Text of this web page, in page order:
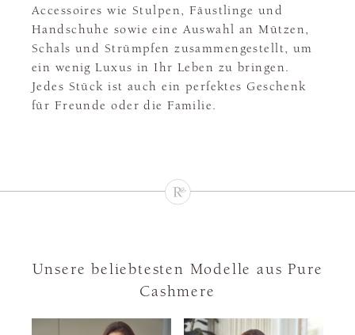
Accessoires wie Stulpen, Fäustlinge und
Handschuhe sowie eine Auswahl an Mützen,
Schals und Strümpfen zusammengestellt, um
ein wenig Luxus in Ihr Leben zu bringen.
Jedes Stück ist auch ein perfektes Geschenk
für Freunde oder die Familie.
Unsere beliebtesten Modelle aus Pure
Cashmere